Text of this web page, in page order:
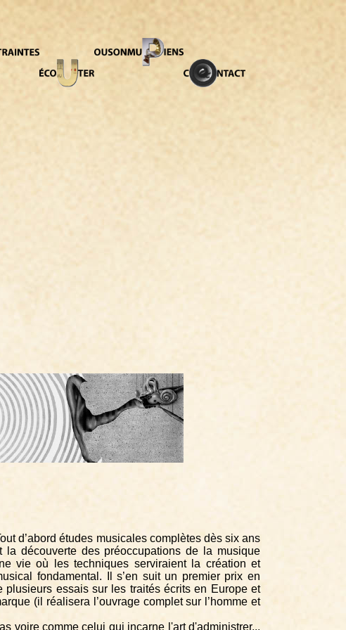
d’abord études musicales complètes dès six ans
découverte des préoccupations de la musique
vie où les techniques serviraient la création et
fondamental. Il s’en suit un premier prix en
plusieurs essais sur les traités écrits en Europe et
(il réalisera l’ouvrage complet sur l’homme et
voire comme celui qui incarne l'art d'administrer...